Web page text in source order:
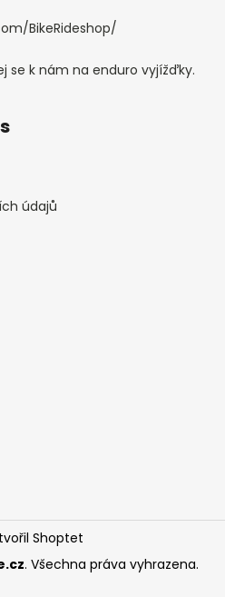
BikeRideshop/
se k nám na enduro vyjížďky.
údajů
Shoptet
. Všechna práva vyhrazena.